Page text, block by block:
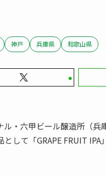
神戸 兵庫県 和歌山県
・六甲ビール醸造所（
して「GRAPE FRUIT